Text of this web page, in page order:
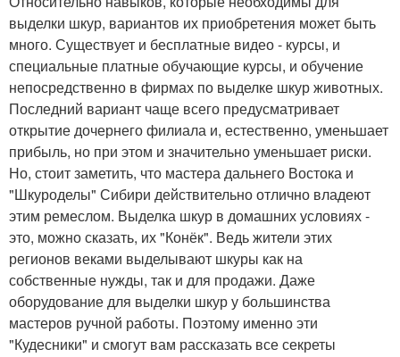
выделки шкур, вариантов их приобретения может быть
много. Существует и бесплатные видео - курсы, и
специальные платные обучающие курсы, и обучение
непосредственно в фирмах по выделке шкур животных.
Последний вариант чаще всего предусматривает
открытие дочернего филиала и, естественно, уменьшает
прибыль, но при этом и значительно уменьшает риски.
Но, стоит заметить, что мастера дальнего Востока и
"Шкуроделы" Сибири действительно отлично владеют
этим ремеслом. Выделка шкур в домашних условиях -
это, можно сказать, их "Конёк". Ведь жители этих
регионов веками выделывают шкуры как на
собственные нужды, так и для продажи. Даже
оборудование для выделки шкур у большинства
мастеров ручной работы. Поэтому именно эти
"Кудесники" и смогут вам рассказать все секреты